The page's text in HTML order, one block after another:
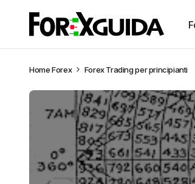
HomeForex Forex Trading per principianti